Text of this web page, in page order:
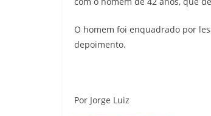
O homem foi enquadrado por
depoimento.
Por Jorge Luiz